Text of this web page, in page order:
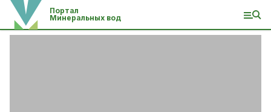
Портал
Минеральных вод